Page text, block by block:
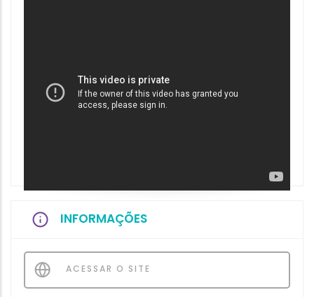
INFORMAÇÕES
ACESSAR O SITE